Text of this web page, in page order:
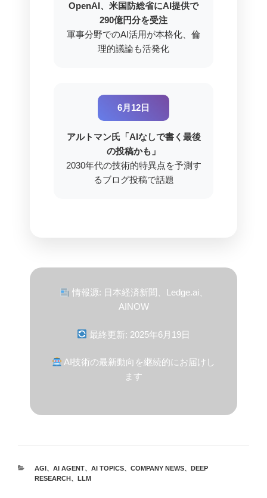
OpenAI、米国防総省にAI提供で
290億円分を受注
軍事分野でのAI活用が本格化、倫
理的議論も活発化
6月12日
アルトマン氏「AIなしで書く最後
の投稿かも」
2030年代の技術的特異点を予測す
るブログ投稿で話題
情報源: 日本経済新聞、Ledge.ai、
AINOW
最終更新: 2025年6月19日
AI技術の最新動向を継続的にお届けし
ます
カ
テ
AGI、 AI AGENT、 AI TOPICS、 COMPANY NEWS、 DEEP
RESEARCH、 LLM